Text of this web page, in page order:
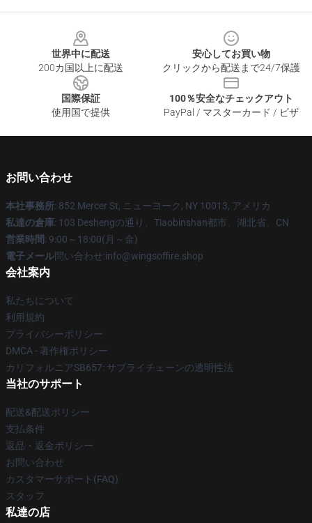
世界中に配送
200カ国以上に配送
安心してお買い物
クリックから配送まで24/7保護
国際保証
使用国で提供
100％安全なチェックアウト
PayPal / マスターカード / ビザ
お問い合わせ
本社事務所: 852 Mercer St, ニューヨーク, NY 10013, アメリカ
私達の倉庫: 103 Deshengの通り、Tiaobinshan都市、湖北省、CN
営業時間: 9:00～18:00(月～金)
電子メール問い合わせ:info@wingsoffire.shop
会社案内
私たちについて
利用規約
プライバシーポリシー
DMCA - 著作権ポリシー
カリフォルニアSB657: サプライチェーンの透明性法
当社のサポート
配送&配送ポリシー
支払条件
返品・返金ポリシー
お問い合わせ
カスタマーサポート(FAQ)
スタッフ
私達の店